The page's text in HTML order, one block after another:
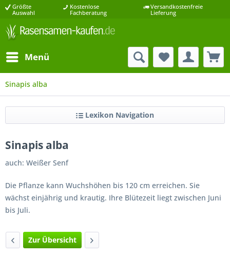
Größte
Auswahl
Kostenlose
Fachberatung
Versandkostenfreie
Lieferung
Menü
Sinapis alba
Lexikon Navigation
Sinapis alba
auch: Weißer Senf
Die Pflanze kann Wuchshöhen bis 120 cm erreichen. Sie
wächst einjährig und krautig. Ihre Blütezeit liegt zwischen Juni
bis Juli.
Zur Übersicht